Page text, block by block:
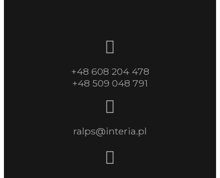
+48 608 204 478
+48 509 048 791
ralps@interia.pl